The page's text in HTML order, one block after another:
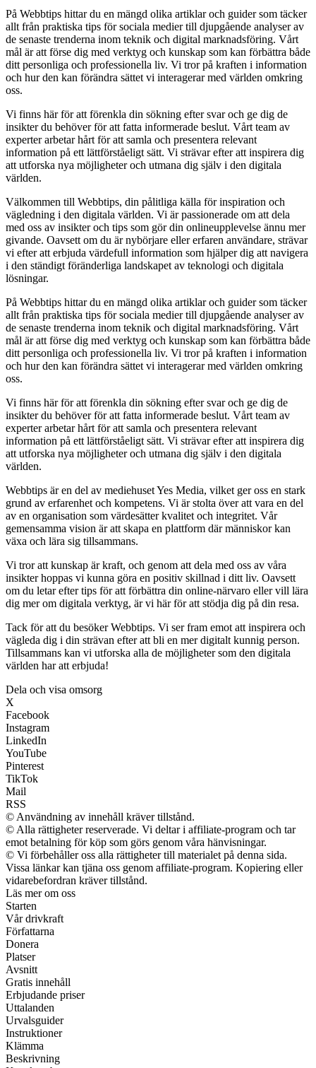
På Webbtips hittar du en mängd olika artiklar och guider som täcker
allt från praktiska tips för sociala medier till djupgående analyser av
de senaste trenderna inom teknik och digital marknadsföring. Vårt
mål är att förse dig med verktyg och kunskap som kan förbättra både
ditt personliga och professionella liv. Vi tror på kraften i information
och hur den kan förändra sättet vi interagerar med världen omkring
oss.
Vi finns här för att förenkla din sökning efter svar och ge dig de
insikter du behöver för att fatta informerade beslut. Vårt team av
experter arbetar hårt för att samla och presentera relevant
information på ett lättförståeligt sätt. Vi strävar efter att inspirera dig
att utforska nya möjligheter och utmana dig själv i den digitala
världen.
Välkommen till Webbtips, din pålitliga källa för inspiration och
vägledning i den digitala världen. Vi är passionerade om att dela
med oss av insikter och tips som gör din onlineupplevelse ännu mer
givande. Oavsett om du är nybörjare eller erfaren användare, strävar
vi efter att erbjuda värdefull information som hjälper dig att navigera
i den ständigt föränderliga landskapet av teknologi och digitala
lösningar.
På Webbtips hittar du en mängd olika artiklar och guider som täcker
allt från praktiska tips för sociala medier till djupgående analyser av
de senaste trenderna inom teknik och digital marknadsföring. Vårt
mål är att förse dig med verktyg och kunskap som kan förbättra både
ditt personliga och professionella liv. Vi tror på kraften i information
och hur den kan förändra sättet vi interagerar med världen omkring
oss.
Vi finns här för att förenkla din sökning efter svar och ge dig de
insikter du behöver för att fatta informerade beslut. Vårt team av
experter arbetar hårt för att samla och presentera relevant
information på ett lättförståeligt sätt. Vi strävar efter att inspirera dig
att utforska nya möjligheter och utmana dig själv i den digitala
världen.
Webbtips är en del av mediehuset Yes Media, vilket ger oss en stark
grund av erfarenhet och kompetens. Vi är stolta över att vara en del
av en organisation som värdesätter kvalitet och integritet. Vår
gemensamma vision är att skapa en plattform där människor kan
växa och lära sig tillsammans.
Vi tror att kunskap är kraft, och genom att dela med oss av våra
insikter hoppas vi kunna göra en positiv skillnad i ditt liv. Oavsett
om du letar efter tips för att förbättra din online-närvaro eller vill lära
dig mer om digitala verktyg, är vi här för att stödja dig på din resa.
Tack för att du besöker Webbtips. Vi ser fram emot att inspirera och
vägleda dig i din strävan efter att bli en mer digitalt kunnig person.
Tillsammans kan vi utforska alla de möjligheter som den digitala
världen har att erbjuda!
Dela och visa omsorg
X
Facebook
Instagram
LinkedIn
YouTube
Pinterest
TikTok
Mail
RSS
© Användning av innehåll kräver tillstånd.
© Alla rättigheter reserverade. Vi deltar i affiliate-program och tar
emot betalning för köp som görs genom våra hänvisningar.
© Vi förbehåller oss alla rättigheter till materialet på denna sida.
Vissa länkar kan tjäna oss genom affiliate-program. Kopiering eller
vidarebefordran kräver tillstånd.
Läs mer om oss
Starten
Vår drivkraft
Författarna
Donera
Platser
Avsnitt
Gratis innehåll
Erbjudande priser
Uttalanden
Urvalsguider
Instruktioner
Klämma
Beskrivning